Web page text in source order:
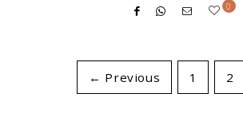
0
← Previous 1 2